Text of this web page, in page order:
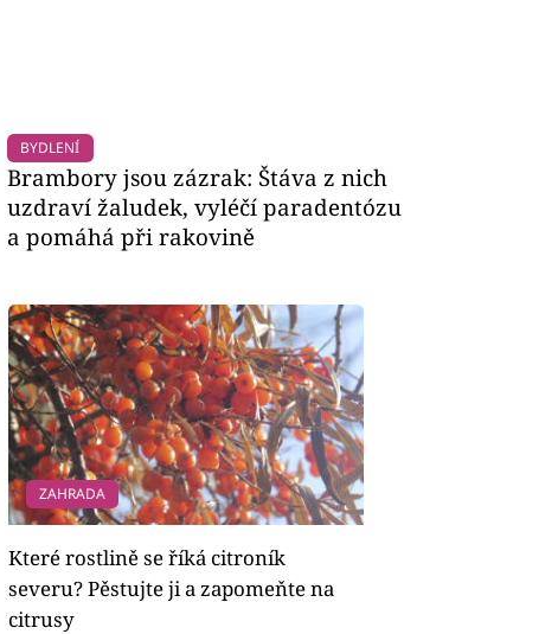
BYDLENÍ
Brambory jsou zázrak: Štáva z nich
uzdraví žaludek, vyléčí paradentózu
a pomáhá při rakovině
ZAHRADA
Které rostlině se říká citroník
severu? Pěstujte ji a zapomeňte na
citrusy